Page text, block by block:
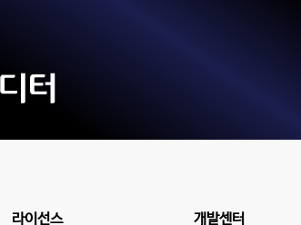
라이선스 개발센터